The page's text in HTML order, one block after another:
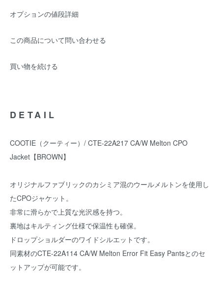
オプションの値段詳細
この商品について問い合わせる
買い物を続ける
DETAIL
COOTIE（クーティー）/ CTE-22A217 CA/W Melton CPO
Jacket【BROWN】
オリジナルファブリックのカシミア混のウールメルトンを使用し
たCPOジャケット。
非常に滑らかで上質な光沢感を持つ。
裏地はキルティング仕様で保温性も確保。
ドロップショルダーのワイドシルエットです。
同素材のCTE-22A114 CA/W Melton Error Fit Easy Pantsとのセ
ットアップが可能です。